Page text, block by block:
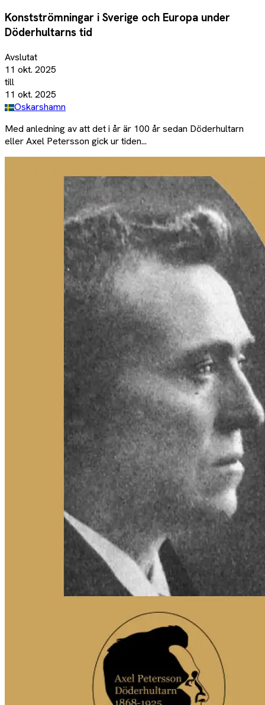
Konstströmningar i Sverige och Europa under
Döderhultarns tid
Avslutat
11 okt. 2025
till
11 okt. 2025
Oskarshamn
Med anledning av att det i år är 100 år sedan Döderhultarn
eller Axel Petersson gick ur tiden...